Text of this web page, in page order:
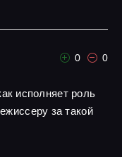
0 0
исполняет роль
за такой